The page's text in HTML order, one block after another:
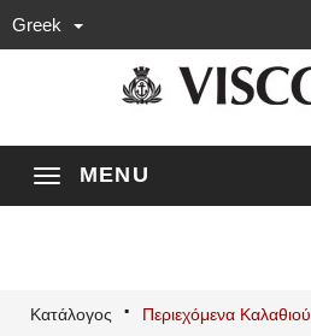
Greek
MENU
Κατάλογος Περιεχόμενα Καλαθιού